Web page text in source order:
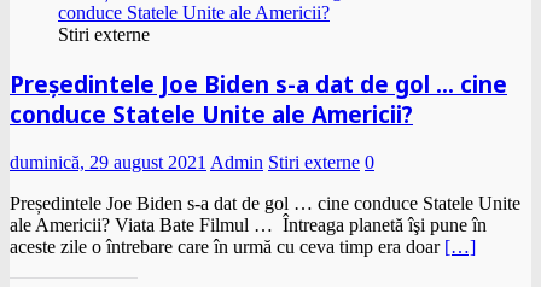
Stiri externe
Președintele Joe Biden s-a dat de gol … cine
conduce Statele Unite ale Americii?
duminică, 29 august 2021 Admin Stiri externe 0
Președintele Joe Biden s-a dat de gol … cine conduce Statele Unite
ale Americii? Viata Bate Filmul … Întreaga planetă îşi pune în
aceste zile o întrebare care în urmă cu ceva timp era doar […]